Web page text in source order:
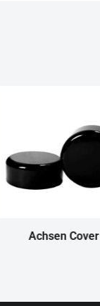
Achsen Cover